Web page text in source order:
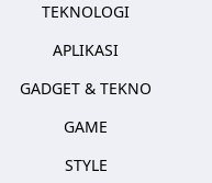
TEKNOLOGI
APLIKASI
GADGET & TEKNO
GAME
STYLE